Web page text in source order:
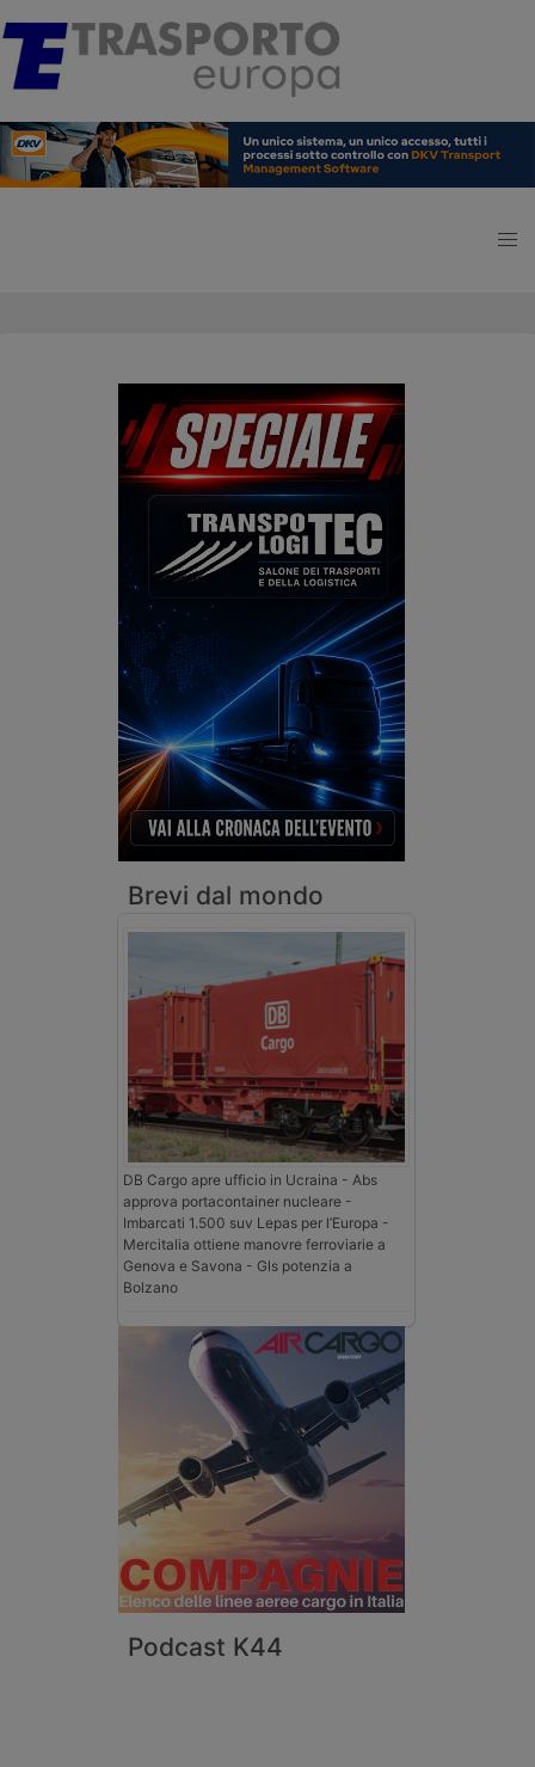
Brevi dal mondo
DB Cargo apre ufficio in Ucraina - Abs
approva portacontainer nucleare -
Imbarcati 1.500 suv Lepas per l’Europa -
Mercitalia ottiene manovre ferroviarie a
Genova e Savona - Gls potenzia a
Bolzano
Podcast K44